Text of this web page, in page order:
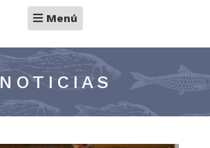
Menú
navigation
NOTICIAS